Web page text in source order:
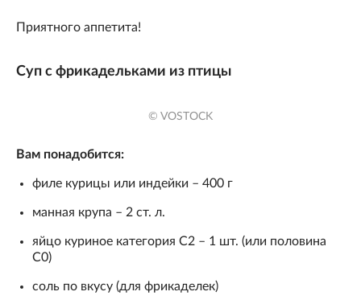
Приятного аппетита!
Суп с фрикадельками из птицы
© VOSTOCK
Вам понадобится:
филе курицы или индейки – 400 г
манная крупа – 2 ст. л.
яйцо куриное категория С2 – 1 шт. (или половина
С0)
соль по вкусу (для фрикаделек)